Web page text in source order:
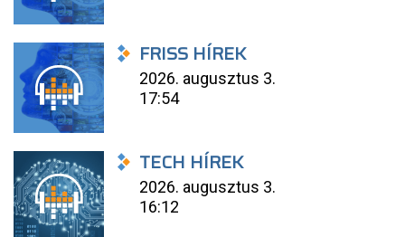
FRISS HÍREK
2026. augusztus 3.
17:54
TECH HÍREK
2026. augusztus 3.
16:12